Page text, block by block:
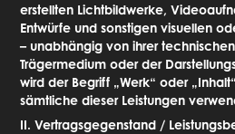
erstellten Lichtbildwerke,
Entwürfe und sonstigen visuellen
– unabhängig von ihrer
Trägermedium oder der
wird der Begriff „Werk“ oder
sämtliche dieser Leistungen
II. Vertragsgegenstand /